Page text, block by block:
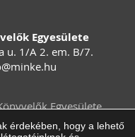
Egyesülete
u. 1/A 2. em. B/7.
@minke.hu
Egyesülete
Adatvédelem
érdekében, hogy a lehető